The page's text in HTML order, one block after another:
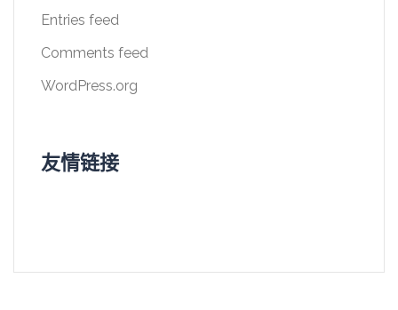
Entries feed
Comments feed
WordPress.org
友情链接